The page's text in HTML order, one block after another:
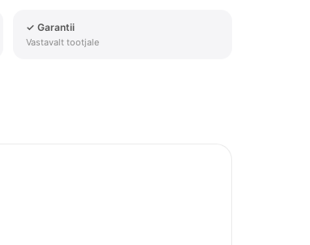
✓ Garantii
Vastavalt tootjale